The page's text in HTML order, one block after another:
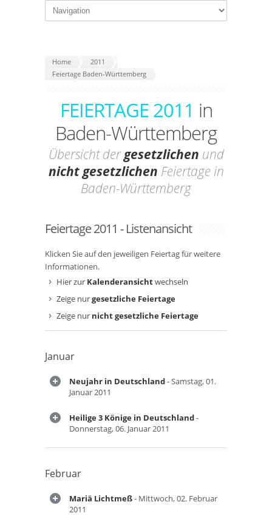
Home
2011
Feiertage Baden-Württemberg
FEIERTAGE 2011 in
Baden-Württemberg
Übersicht dergesetzlichen und
nicht gesetzlichen Feiertage in
Baden-Württemberg
Feiertage 2011 - Listenansicht
Klicken Sie auf den jeweiligen Feiertag für weitere
Informationen.
Hier zur Kalenderansichtwechseln
Zeige nurgesetzliche Feiertage
Zeige nur nicht gesetzliche Feiertage
Januar
Neujahr in Deutschland- Samstag, 01.
Januar 2011
Heilige 3 Könige in Deutschland-
Donnerstag, 06. Januar 2011
Februar
Mariä Lichtmeß- Mittwoch, 02. Februar
2011